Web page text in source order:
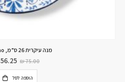
מנה עיקרית 26 ס”מ, Portofino
₪75.00
56.25
הוספה לסל